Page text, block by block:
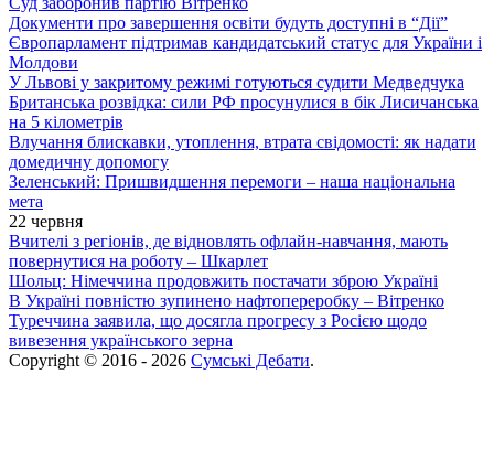
Документи про завершення освіти будуть доступні в “Дії”
Європарламент підтримав кандидатський статус для України і
Молдови
У Львові у закритому режимі готуються судити Медведчука
Британська розвідка: сили РФ просунулися в бік Лисичанська
на 5 кілометрів
Влучання блискавки, утоплення, втрата свідомості: як надати
домедичну допомогу
Зеленський: Пришвидшення перемоги – наша національна
мета
22 червня
Вчителі з регіонів, де відновлять офлайн-навчання, мають
повернутися на роботу – Шкарлет
Шольц: Німеччина продовжить постачати зброю Україні
В Україні повністю зупинено нафтопереробку – Вітренко
Туреччина заявила, що досягла прогресу з Росією щодо
вивезення українського зерна
Copyright © 2016 - 2026 Сумські Дебати.